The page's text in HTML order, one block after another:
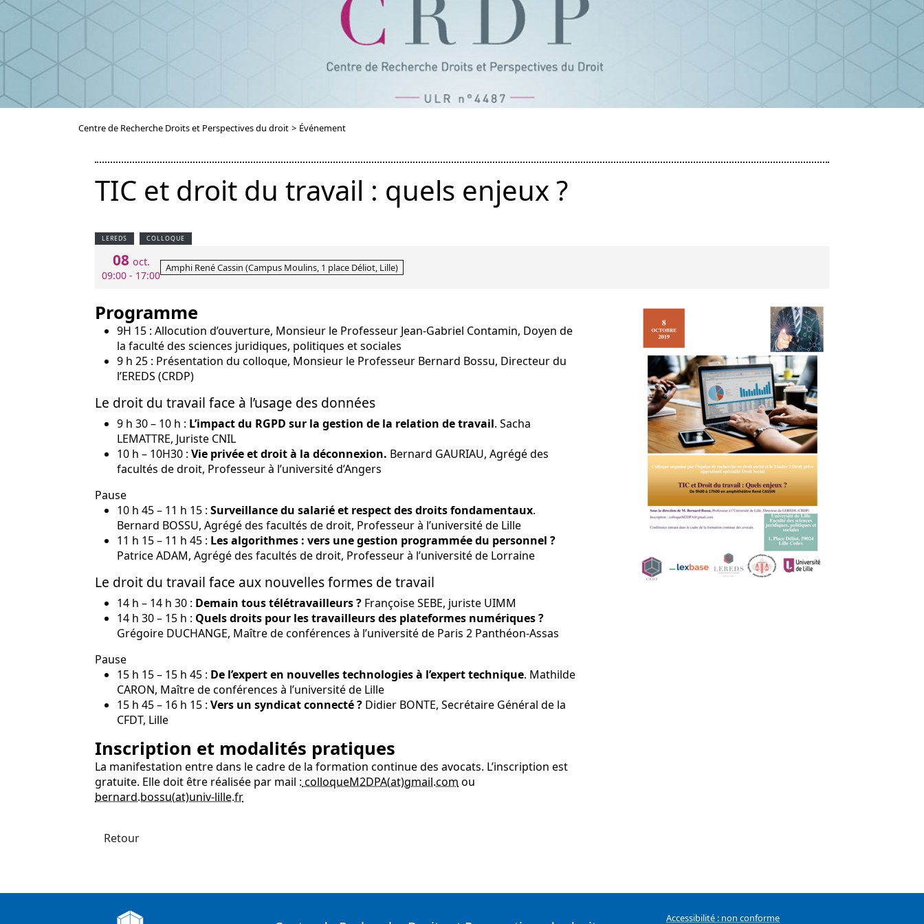
Centre de Recherche Droits et Perspectives du droit > Événement
TIC et droit du travail : quels enjeux ?
LEREDS COLLOQUE
08 oct.
09:00 - 17:00
Amphi René Cassin (Campus Moulins, 1 place Déliot, Lille)
Programme
9H 15 : Allocution d’ouverture, Monsieur le Professeur Jean-Gabriel Contamin, Doyen de
la faculté des sciences juridiques, politiques et sociales
9 h 25 : Présentation du colloque, Monsieur le Professeur Bernard Bossu, Directeur du
l’EREDS (CRDP)
Le droit du travail face à l’usage des données
9 h 30 – 10 h : L’impact du RGPD sur la gestion de la relation de travail. Sacha
LEMATTRE, Juriste CNIL
10 h – 10H30 : Vie privée et droit à la déconnexion. Bernard GAURIAU, Agrégé des
facultés de droit, Professeur à l’université d’Angers
Pause
10 h 45 – 11 h 15 : Surveillance du salarié et respect des droits fondamentaux.
Bernard BOSSU, Agrégé des facultés de droit, Professeur à l’université de Lille
11 h 15 – 11 h 45 : Les algorithmes : vers une gestion programmée du personnel ?
Patrice ADAM, Agrégé des facultés de droit, Professeur à l’université de Lorraine
Le droit du travail face aux nouvelles formes de travail
14 h – 14 h 30 : Demain tous télétravailleurs ? Françoise SEBE, juriste UIMM
14 h 30 – 15 h : Quels droits pour les travailleurs des plateformes numériques ?
Grégoire DUCHANGE, Maître de conférences à l’université de Paris 2 Panthéon-Assas
Pause
15 h 15 – 15 h 45 : De l’expert en nouvelles technologies à l’expert technique. Mathilde
CARON, Maître de conférences à l’université de Lille
15 h 45 – 16 h 15 : Vers un syndicat connecté ? Didier BONTE, Secrétaire Général de la
CFDT, Lille
Inscription et modalités pratiques
La manifestation entre dans le cadre de la formation continue des avocats. L’inscription est
gratuite. Elle doit être réalisée par mail : colloqueM2DPA(at)gmail.com ou
bernard.bossu(at)univ-lille.fr
Retour
Accessibilité : non conforme